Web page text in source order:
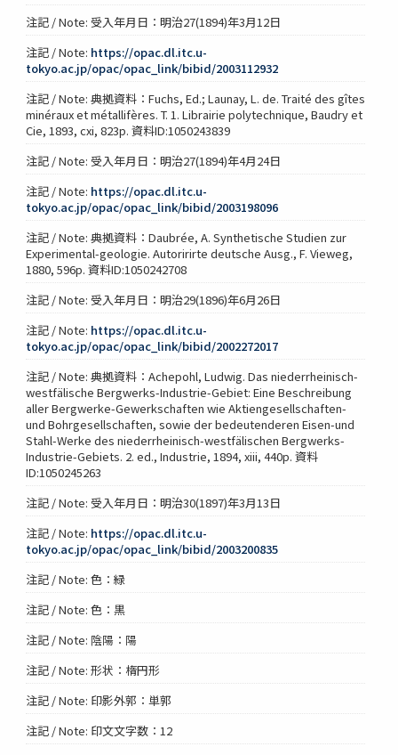
注記 / Note: 受入年月日：明治27(1894)年3月12日
注記 / Note: https://opac.dl.itc.u-
tokyo.ac.jp/opac/opac_link/bibid/2003112932
注記 / Note: 典拠資料：Fuchs, Ed.; Launay, L. de. Traité des gîtes
minéraux et métallifères. T. 1. Librairie polytechnique, Baudry et
Cie, 1893, cxi, 823p. 資料ID:1050243839
注記 / Note: 受入年月日：明治27(1894)年4月24日
注記 / Note: https://opac.dl.itc.u-
tokyo.ac.jp/opac/opac_link/bibid/2003198096
注記 / Note: 典拠資料：Daubrée, A. Synthetische Studien zur
Experimental-geologie. Autoririrte deutsche Ausg., F. Vieweg,
1880, 596p. 資料ID:1050242708
注記 / Note: 受入年月日：明治29(1896)年6月26日
注記 / Note: https://opac.dl.itc.u-
tokyo.ac.jp/opac/opac_link/bibid/2002272017
注記 / Note: 典拠資料：Achepohl, Ludwig. Das niederrheinisch-
westfälische Bergwerks-Industrie-Gebiet: Eine Beschreibung
aller Bergwerke-Gewerkschaften wie Aktiengesellschaften-
und Bohrgesellschaften, sowie der bedeutenderen Eisen-und
Stahl-Werke des niederrheinisch-westfälischen Bergwerks-
Industrie-Gebiets. 2. ed., Industrie, 1894, xiii, 440p. 資料
ID:1050245263
注記 / Note: 受入年月日：明治30(1897)年3月13日
注記 / Note: https://opac.dl.itc.u-
tokyo.ac.jp/opac/opac_link/bibid/2003200835
注記 / Note: 色：緑
注記 / Note: 色：黒
注記 / Note: 陰陽：陽
注記 / Note: 形状：楕円形
注記 / Note: 印影外郭：単郭
注記 / Note: 印文文字数：12